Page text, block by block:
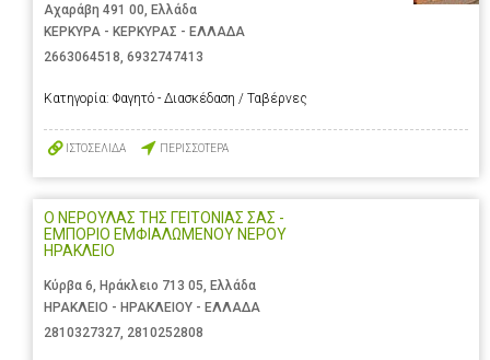
Αχαράβη 491 00, Ελλάδα
ΚΕΡΚΥΡΑ - ΚΕΡΚΥΡΑΣ - ΕΛΛΑΔΑ
2663064518, 6932747413
Κατηγορία: Φαγητό - Διασκέδαση / Ταβέρνες
ΙΣΤΟΣΕΛΙΔΑ ΠΕΡΙΣΣΟΤΕΡΑ
Ο ΝΕΡΟΥΛΑΣ ΤΗΣ ΓΕΙΤΟΝΙΑΣ ΣΑΣ -
ΕΜΠΟΡΙΟ ΕΜΦΙΑΛΩΜΕΝΟΥ ΝΕΡΟΥ
ΗΡΑΚΛΕΙΟ
Κύρβα 6, Ηράκλειο 713 05, Ελλάδα
ΗΡΑΚΛΕΙΟ - ΗΡΑΚΛΕΙΟΥ - ΕΛΛΑΔΑ
2810327327, 2810252808